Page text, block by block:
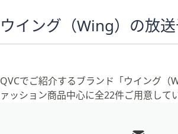
ウイング（Wing）の放
QVCでご紹介するブランド「ウイング（
ァッション商品中心に全22件ご用意してい